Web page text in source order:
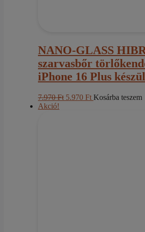
NANO-GLASS
szarvasbőr
iPhone 16 Plus
7.970Ft Original
5.970 FtCurrent
Kosárba teszem
Akció!